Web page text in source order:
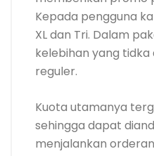
Kepada pengguna
XL dan Tri. Dalam
kelebihan yang
reguler.
Kuota utamanya
sehingga dapat
menjalankan